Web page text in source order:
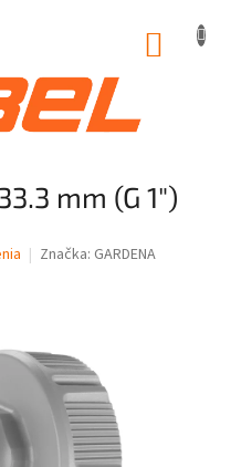
mm (G 1")
Značka: GARDENA